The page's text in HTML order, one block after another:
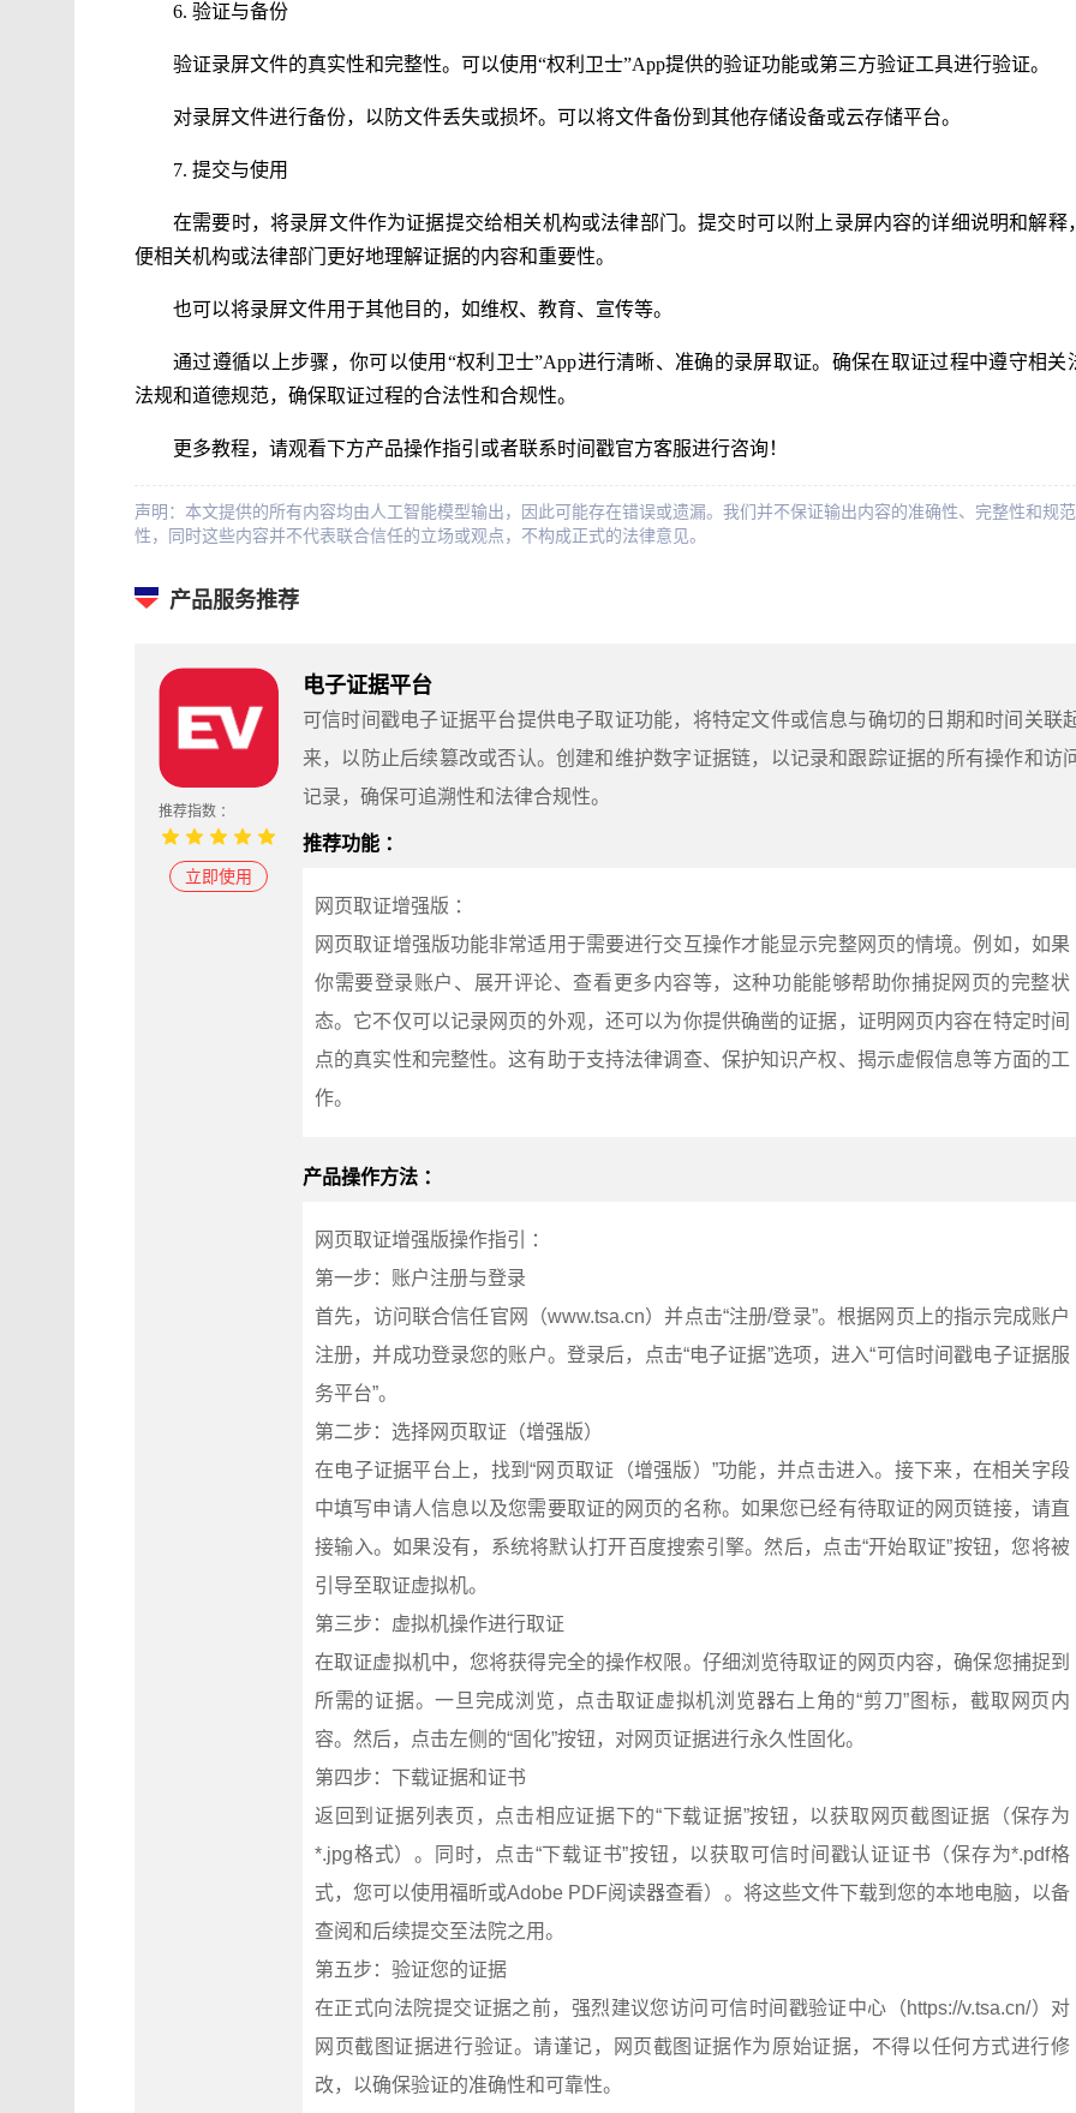
6. 验证与备份
验证录屏文件的真实性和完整性。可以使用“权利卫士”App提供的验证功能或第三方验证工具进行验证。
对录屏文件进行备份，以防文件丢失或损坏。可以将文件备份到其他存储设备或云存储平台。
7. 提交与使用
在需要时，将录屏文件作为证据提交给相关机构或法律部门。提交时可以附上录屏内容的详细说明和解释
便相关机构或法律部门更好地理解证据的内容和重要性。
也可以将录屏文件用于其他目的，如维权、教育、宣传等。
通过遵循以上步骤，你可以使用“权利卫士”App进行清晰、准确的录屏取证。确保在取证过程中遵守相关
法规和道德规范，确保取证过程的合法性和合规性。
更多教程，请观看下方产品操作指引或者联系时间戳官方客服进行咨询！
声明：本文提供的所有内容均由人工智能模型输出，因此可能存在错误或遗漏。我们并不保证输出内容的准确性、完整性和规范
性，同时这些内容并不代表联合信任的立场或观点，不构成正式的法律意见。
产品服务推荐
推荐指数 ：
立即使用
电子证据平台
可信时间戳电子证据平台提供电子取证功能，将特定文件或信息与确切的日期和时间关联
来，以防止后续篡改或否认。创建和维护数字证据链，以记录和跟踪证据的所有操作和访
记录，确保可追溯性和法律合规性。
推荐功能 ：
网页取证增强版 ：
网页取证增强版功能非常适用于需要进行交互操作才能显示完整网页的情境。例如，如果
你需要登录账户、展开评论、查看更多内容等，这种功能能够帮助你捕捉网页的完整状
态。它不仅可以记录网页的外观，还可以为你提供确凿的证据，证明网页内容在特定时间
点的真实性和完整性。这有助于支持法律调查、保护知识产权、揭示虚假信息等方面的工
作。
产品操作方法 ：
网页取证增强版操作指引 ：
第一步：账户注册与登录
首先，访问联合信任官网（www.tsa.cn）并点击“注册/登录”。根据网页上的指示完成账户
注册，并成功登录您的账户。登录后，点击“电子证据”选项，进入“可信时间戳电子证据服
务平台”。
第二步：选择网页取证（增强版）
在电子证据平台上，找到“网页取证（增强版）”功能，并点击进入。接下来，在相关字段
中填写申请人信息以及您需要取证的网页的名称。如果您已经有待取证的网页链接，请直
接输入。如果没有，系统将默认打开百度搜索引擎。然后，点击“开始取证”按钮，您将被
引导至取证虚拟机。
第三步：虚拟机操作进行取证
在取证虚拟机中，您将获得完全的操作权限。仔细浏览待取证的网页内容，确保您捕捉到
所需的证据。一旦完成浏览，点击取证虚拟机浏览器右上角的“剪刀”图标，截取网页内
容。然后，点击左侧的“固化”按钮，对网页证据进行永久性固化。
第四步：下载证据和证书
返回到证据列表页，点击相应证据下的“下载证据”按钮，以获取网页截图证据（保存为
*.jpg格式）。同时，点击“下载证书”按钮，以获取可信时间戳认证证书（保存为*.pdf格
式，您可以使用福昕或Adobe PDF阅读器查看）。将这些文件下载到您的本地电脑，以备
查阅和后续提交至法院之用。
第五步：验证您的证据
在正式向法院提交证据之前，强烈建议您访问可信时间戳验证中心（https://v.tsa.cn/）对
网页截图证据进行验证。请谨记，网页截图证据作为原始证据，不得以任何方式进行修
改，以确保验证的准确性和可靠性。